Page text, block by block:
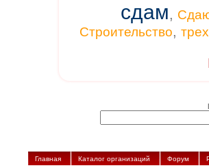
сдам,
Строительство,
Главная Каталог организаций Форум